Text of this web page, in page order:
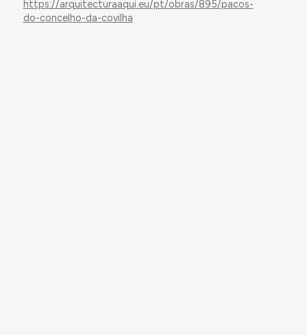
https://arquitecturaaqui.eu/pt/obras/895/pacos-
do-concelho-da-covilha